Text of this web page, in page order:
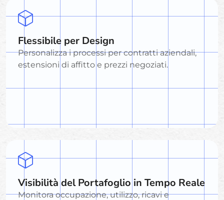
Flessibile per Design
Personalizza i processi per contratti aziendali,
estensioni di affitto e prezzi negoziati.
Visibilità del Portafoglio in Tempo Reale
Monitora occupazione, utilizzo, ricavi e